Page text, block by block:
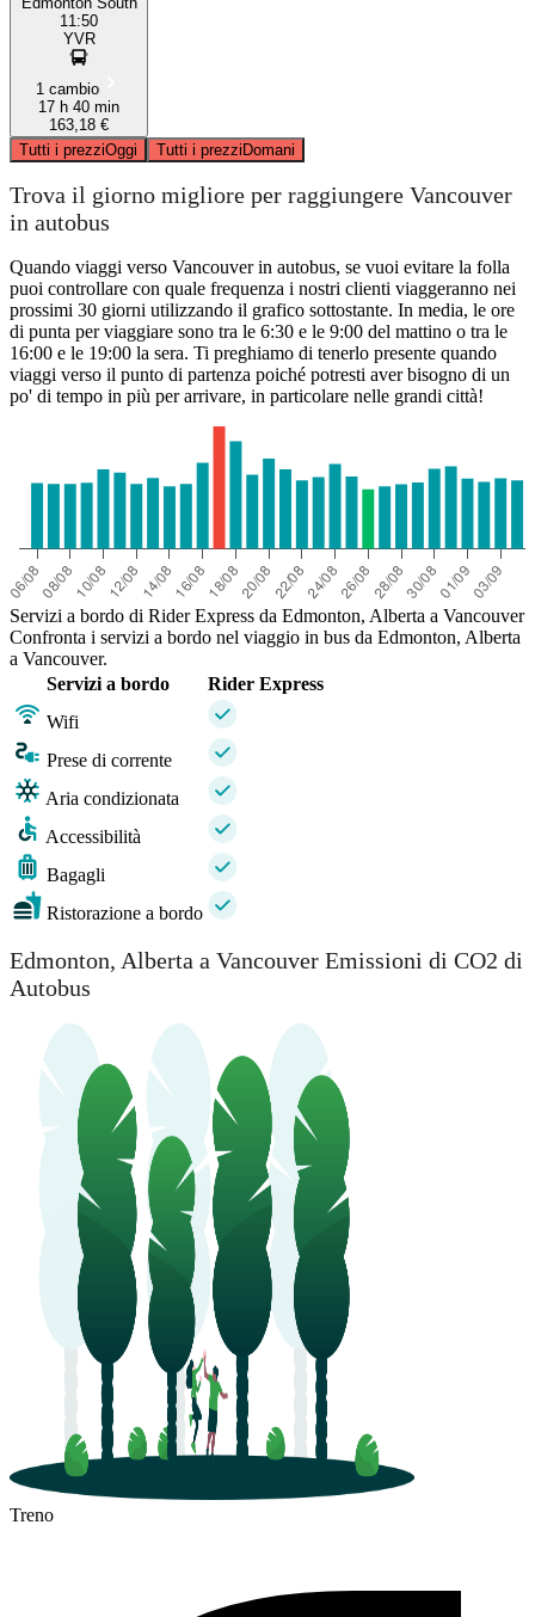
11:50
YVR
1 cambio
17 h 40 min
163,18 €
Tutti i prezziOggi Tutti i prezziDomani
Trova il giorno migliore per raggiungere Vancouver
in autobus
Quando viaggi verso Vancouver in autobus, se vuoi evitare la folla
puoi controllare con quale frequenza i nostri clienti viaggeranno nei
prossimi 30 giorni utilizzando il grafico sottostante. In media, le ore
di punta per viaggiare sono tra le 6:30 e le 9:00 del mattino o tra le
16:00 e le 19:00 la sera. Ti preghiamo di tenerlo presente quando
viaggi verso il punto di partenza poiché potresti aver bisogno di un
po' di tempo in più per arrivare, in particolare nelle grandi città!
Servizi a bordo di Rider Express da Edmonton, Alberta a Vancouver
Confronta i servizi a bordo nel viaggio in bus da Edmonton, Alberta
a Vancouver.
Servizi a bordo
Rider Express
Wifi
Prese di corrente
Aria condizionata
Accessibilità
Bagagli
Ristorazione a bordo
Edmonton, Alberta a Vancouver Emissioni di CO2 di
Autobus
Treno